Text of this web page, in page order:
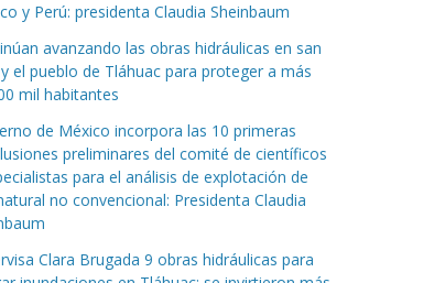
y Perú: presidenta Claudia Sheinbaum
avanzando las obras hidráulicas en san
y el pueblo de Tláhuac para proteger a más
mil habitantes
de México incorpora las 10 primeras
preliminares del comité de científicos
para el análisis de explotación de
no convencional: Presidenta Claudia
Clara Brugada 9 obras hidráulicas para